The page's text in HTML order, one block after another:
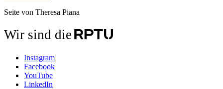
Seite von Theresa Piana
Wir sind die
Instagram
Facebook
YouTube
LinkedIn